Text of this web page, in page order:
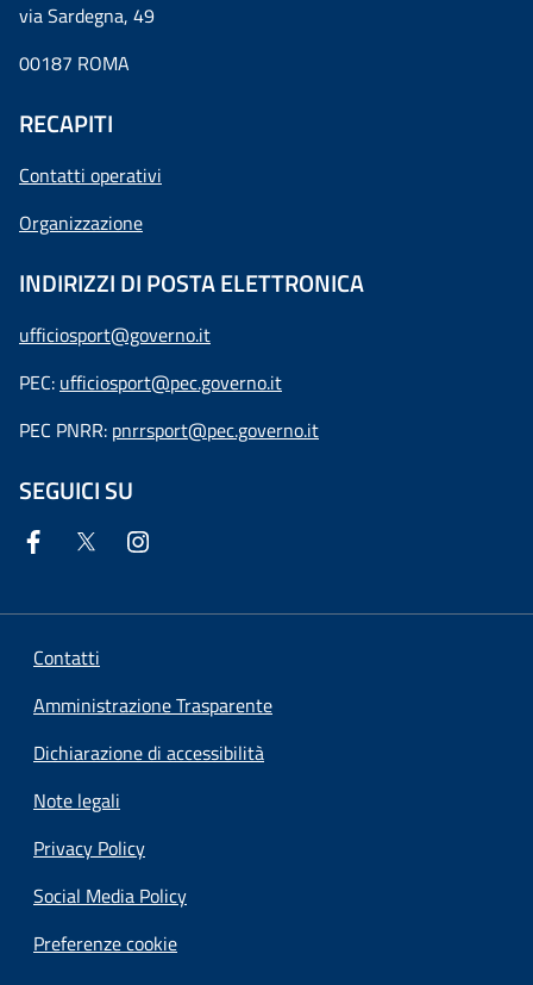
via Sardegna, 49
00187 ROMA
RECAPITI
Contatti operativi
Organizzazione
INDIRIZZI DI POSTA ELETTRONICA
ufficiosport@governo.it
PEC: ufficiosport@pec.governo.it
PEC PNRR: pnrrsport@pec.governo.it
SEGUICI SU
Contatti
Amministrazione Trasparente
Dichiarazione di accessibilità
Note legali
Privacy Policy
Social Media Policy
Preferenze cookie